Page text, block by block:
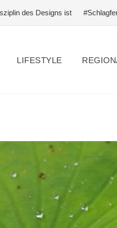
Designs ist #Schlagfertigkeit
LIFESTYLE